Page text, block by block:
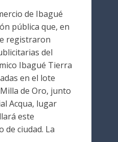
de Ibagué
pública que, en
registraron
del
Ibagué Tierra
en el lote
de Oro, junto
Acqua, lugar
este
de ciudad. La